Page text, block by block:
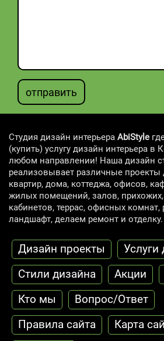
отправить
Студия дизайн интерьера AbiStyle
(купить) услугу дизайн интерьера в
любом направлении! Наша дизайн
реализовывает различные проекты
квартир, дома, коттеджа, офисов,
жилых помещений, залов, прихожих,
кабинетов, террас, офисных комнат,
ландшафт, делаем ремонт и отделку.
Дизайн проекты
Услуги
Стили дизайна
Акции
Кто мы
Вопрос/Ответ
Правила сайта
Карта